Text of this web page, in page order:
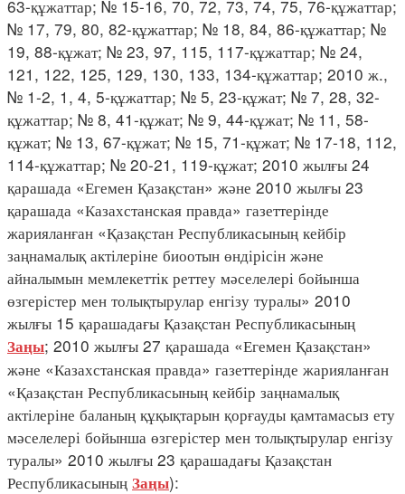
63-құжаттар; № 15-16, 70, 72, 73, 74, 75, 76-құжаттар;
№ 17, 79, 80, 82-құжаттар; № 18, 84, 86-құжаттар; №
19, 88-құжат; № 23, 97, 115, 117-құжаттар; № 24,
121, 122, 125, 129, 130, 133, 134-құжаттар; 2010 ж.,
№ 1-2, 1, 4, 5-құжаттар; № 5, 23-құжат; № 7, 28, 32-
құжаттар; № 8, 41-құжат; № 9, 44-құжат; № 11, 58-
құжат; № 13, 67-құжат; № 15, 71-құжат; № 17-18, 112,
114-құжаттар; № 20-21, 119-құжат; 2010 жылғы 24
қарашада «Егемен Қазақстан» және 2010 жылғы 23
қарашада «Казахстанская правда» газеттерінде
жарияланған «Қазақстан Республикасының кейбір
заңнамалық актілеріне биоотын өндірісін және
айналымын мемлекеттік реттеу мәселелері бойынша
өзгерістер мен толықтырулар енгізу туралы» 2010
жылғы 15 қарашадағы Қазақстан Республикасының
Заңы; 2010 жылғы 27 қарашада «Егемен Қазақстан»
және «Казахстанская правда» газеттерінде жарияланған
«Қазақстан Республикасының кейбір заңнамалық
актілеріне баланың құқықтарын қорғауды қамтамасыз ету
мәселелері бойынша өзгерістер мен толықтырулар енгізу
туралы» 2010 жылғы 23 қарашадағы Қазақстан
Республикасының Заңы):